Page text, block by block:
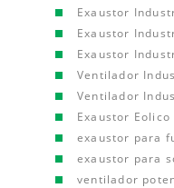
Exaustor
Exaustor
Exaustor
Ventilador
Ventilador
Exaustor Eolico
exaustor para
exaustor para
ventilador